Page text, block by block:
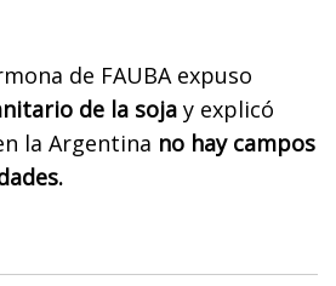
de FAUBA expuso
de la soja y explicó
la Argentina no hay campos